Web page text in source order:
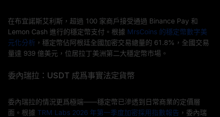
在布宜諾斯艾利斯，超過 100 家商戶接受通過 Binance Pay 和
Lemon Cash 進行的穩定幣支付。根據 MrsCoins 的穩定幣數字美
元化分析 ，穩定幣佔阿根廷全國加密交易總量的 61.8%，全國交易
量達 939 億美元，位居拉丁美洲第二大穩定幣市場。
委內瑞拉：USDT 成爲事實法定貨幣
委內瑞拉的情況更爲極端——穩定幣已滲透到日常商業的定價層
面。根據 TRM Labs 2026 年第一季度加密採用指數報告 ，委內瑞